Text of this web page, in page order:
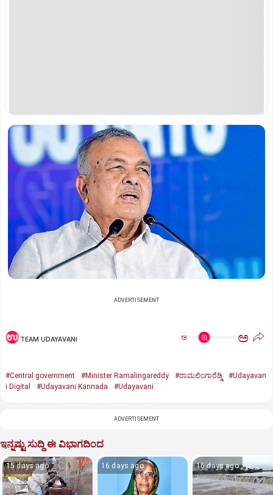
ADVERTISEMENT
TEAM UDAYAVANI ಅ ಅ
#Central government #Minister Ramalingareddy #ರಾಮಲಿಂಗಾರೆಡ್ಡಿ
#Udayavan
i Digital
#Udayavani Kannada #Udayavani
ADVERTISEMENT
ಇನ್ನಷ್ಟು ಸುದ್ದಿ ಈ ವಿಭಾಗದಿಂದ
15 days ago 16 days ago 16 days ago